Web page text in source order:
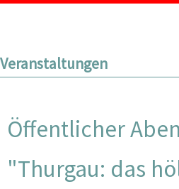
Veranstaltungen
Öffentlicher
"Thurgau: das